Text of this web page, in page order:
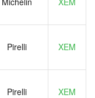
Pirelli XEM
Pirelli XEM